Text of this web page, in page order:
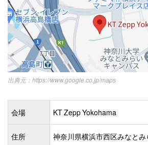
https://www.google.co.jp/maps
会場 KT Zepp Yokohama
住所 神奈川県横浜市西区みなと